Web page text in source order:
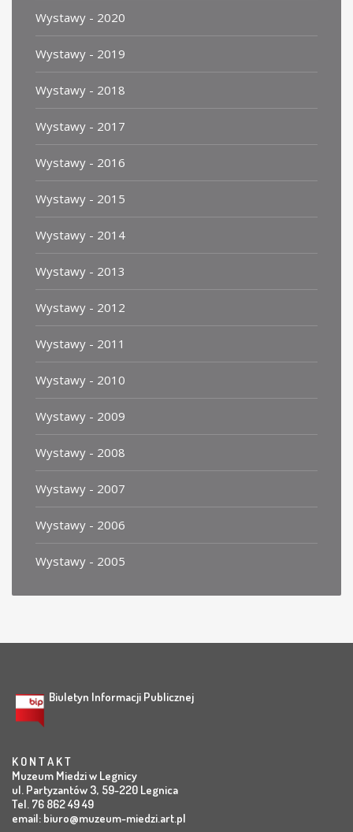
Wystawy - 2020
Wystawy - 2019
Wystawy - 2018
Wystawy - 2017
Wystawy - 2016
Wystawy - 2015
Wystawy - 2014
Wystawy - 2013
Wystawy - 2012
Wystawy - 2011
Wystawy - 2010
Wystawy - 2009
Wystawy - 2008
Wystawy - 2007
Wystawy - 2006
Wystawy - 2005
Biuletyn Informacji Publicznej
K O N T A K T
Muzeum Miedzi w Legnicy
ul. Partyzantów 3, 59-220 Legnica
Tel. 76 862 49 49
email: biuro@muzeum-miedzi.art.pl